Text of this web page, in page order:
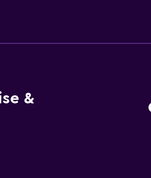
du Bügeleisen/Bügelbretter.
&